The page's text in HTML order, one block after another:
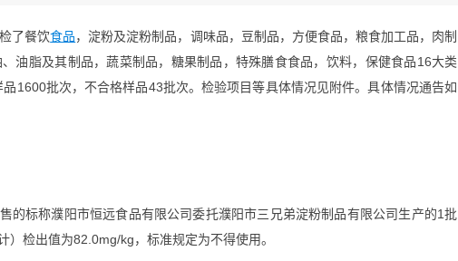
了餐饮食品，淀粉及淀粉制品，调味品，豆制品，方便食品，粮食加工品，肉制
油脂及其制品，蔬菜制品，糖果制品，特殊膳食食品，饮料，保健食品16大类
1600批次，不合格样品43批次。检验项目等具体情况见附件。具体情况通告如
标称濮阳市恒远食品有限公司委托濮阳市三兄弟淀粉制品有限公司生产的1批
检出值为82.0mg/kg，标准规定为不得使用。